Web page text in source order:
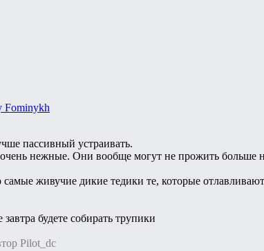
Fominykh
пассивный устраивать.
нежные. Они вообще могут не прожить больше
самые живучие дикие тедики те, которые
завтра будете собирать трупики
Pilot_dc